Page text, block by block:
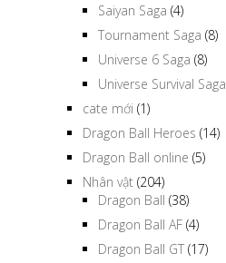
Saiyan Saga (4)
Tournament Saga (8)
Universe 6 Saga (8)
Universe Survival Saga
cate mới (1)
Dragon Ball Heroes (14)
Dragon Ball online (5)
Nhân vật (204)
Dragon Ball (38)
Dragon Ball AF (4)
Dragon Ball GT (17)